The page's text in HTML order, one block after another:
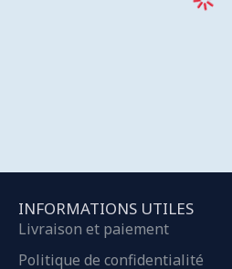
INFORMATIONS UTILES
Livraison et paiement
Politique de confidentialité